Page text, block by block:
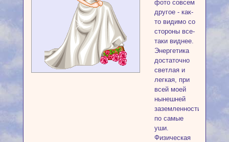
фото совсем
другое - как-
то видимо со
стороны все-
таки виднее.
Энергетика
достаточно
светлая и
легкая, при
всей моей
нынешней
заземленности
по самые
уши.
Физическая